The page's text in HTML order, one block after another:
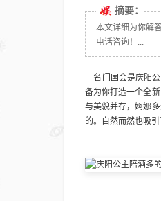
摘要：
本文详细为你解
电话咨询！...
名门国会是庆阳公
备为你打造一个全
与美貌并存，婀娜
的。自然而然也吸